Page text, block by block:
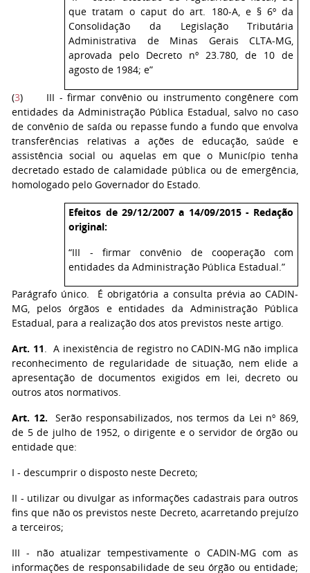
que tratam o caput do art. 180-A, e § 6º da
Consolidação da Legislação Tributária
Administrativa de Minas Gerais CLTA-MG,
aprovada pelo Decreto nº 23.780, de 10 de
agosto de 1984; e”
(3) III - firmar convênio ou instrumento congênere com
entidades da Administração Pública Estadual, salvo no caso
de convênio de saída ou repasse fundo a fundo que envolva
transferências relativas a ações de educação, saúde e
assistência social ou aquelas em que o Município tenha
decretado estado de calamidade pública ou de emergência,
homologado pelo Governador do Estado.
Efeitos de 29/12/2007 a 14/09/2015 - Redação
original:
“III - firmar convênio de cooperação com
entidades da Administração Pública Estadual.”
Parágrafo único. É obrigatória a consulta prévia ao CADIN-
MG, pelos órgãos e entidades da Administração Pública
Estadual, para a realização dos atos previstos neste artigo.
Art. 11. A inexistência de registro no CADIN-MG não implica
reconhecimento de regularidade de situação, nem elide a
apresentação de documentos exigidos em lei, decreto ou
outros atos normativos.
Art. 12. Serão responsabilizados, nos termos da Lei nº 869,
de 5 de julho de 1952, o dirigente e o servidor de órgão ou
entidade que:
I - descumprir o disposto neste Decreto;
II - utilizar ou divulgar as informações cadastrais para outros
fins que não os previstos neste Decreto, acarretando prejuízo
a terceiros;
III - não atualizar tempestivamente o CADIN-MG com as
informações de responsabilidade de seu órgão ou entidade;